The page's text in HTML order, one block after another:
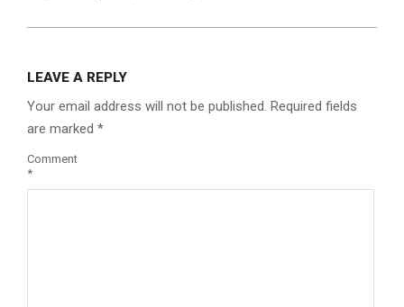
LEAVE A REPLY
Your email address will not be published. Required fields
are marked *
Comment
*